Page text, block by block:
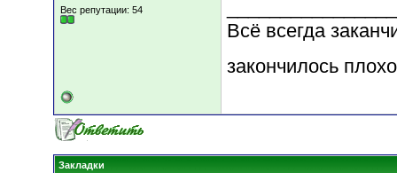
Вес репутации: 54
Всё всегда
закончилось
Закладки